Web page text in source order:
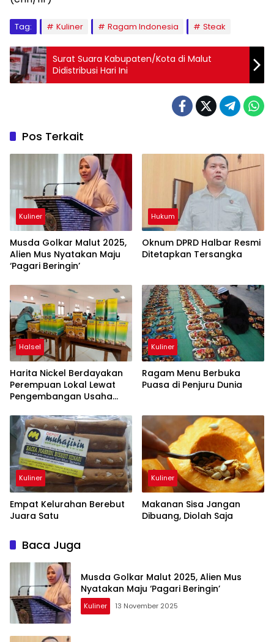
Tag: Kuliner Ragam Indonesia Steak
Surat Suara Kabupaten/Kota di Malut
Didistribusi Hari Ini
Pos Terkait
Kuliner
Musda Golkar Malut 2025,
Alien Mus Nyatakan Maju
‘Pagari Beringin’
Hukum
Oknum DPRD Halbar Resmi
Ditetapkan Tersangka
Halsel
Harita Nickel Berdayakan
Perempuan Lokal Lewat
Pengembangan Usaha
Kuliner
Ragam Menu Berbuka
Puasa di Penjuru Dunia
Kuliner
Empat Kelurahan Berebut
Juara Satu
Kuliner
Makanan Sisa Jangan
Dibuang, Diolah Saja
Baca Juga
Musda Golkar Malut 2025, Alien Mus
Nyatakan Maju ‘Pagari Beringin’
Kuliner 13 November 2025